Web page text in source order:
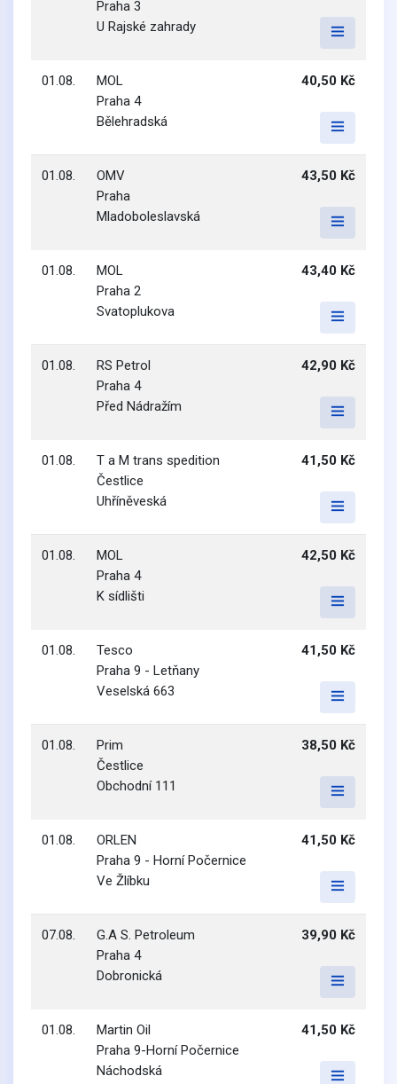
Praha 3
U Rajské zahrady
01.08.
MOL
Praha 4
Bělehradská
40,50 Kč
01.08.
OMV
Praha
Mladoboleslavská
43,50 Kč
01.08.
MOL
Praha 2
Svatoplukova
43,40 Kč
01.08.
RS Petrol
Praha 4
Před Nádražím
42,90 Kč
01.08.
T a M trans spedition
Čestlice
Uhříněveská
41,50 Kč
01.08.
MOL
Praha 4
K sídlišti
42,50 Kč
01.08.
Tesco
Praha 9 - Letňany
Veselská 663
41,50 Kč
01.08.
Prim
Čestlice
Obchodní 111
38,50 Kč
01.08.
ORLEN
Praha 9 - Horní Počernice
Ve Žlíbku
41,50 Kč
07.08.
G.A S. Petroleum
Praha 4
Dobronická
39,90 Kč
01.08.
Martin Oil
Praha 9-Horní Počernice
Náchodská
41,50 Kč